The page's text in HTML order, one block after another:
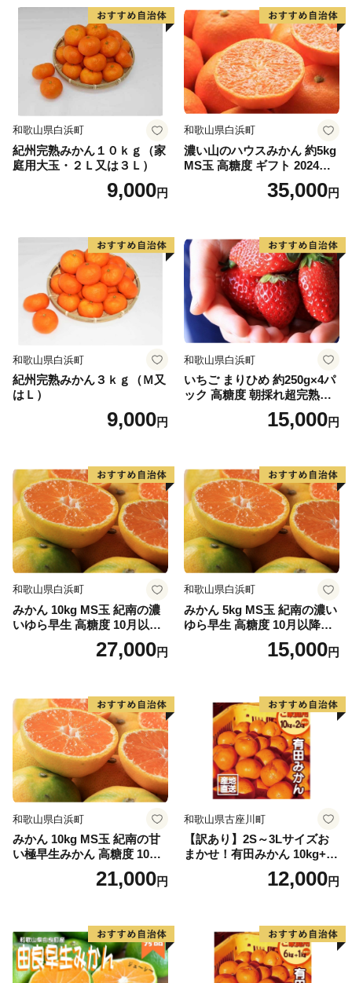
和歌山県白浜町
紀州完熟みかん１０ｋｇ（家
庭用大玉・２Ｌ又は３Ｌ）
9,000円
和歌山県白浜町
濃い山のハウスみかん 約5kg
MS玉 高糖度 ギフト 2024年7
35,000円
和歌山県白浜町
紀州完熟みかん３ｋｇ（Ｍ又
はＬ）
9,000円
和歌山県白浜町
いちご まりひめ 約250g×4パ
ック 高糖度 朝採れ超完熟ま
りひめ 1月以降発送分15,000円
和歌山県白浜町
みかん 10kg MS玉 紀南の濃
いゆら早生 高糖度 10月以降
発送 マルチ被覆栽培27,000円
和歌山県白浜町
みかん 5kg MS玉 紀南の濃い
ゆら早生 高糖度 10月以降発
送 マルチ被覆栽培15,000円
和歌山県白浜町
みかん 10kg MS玉 紀南の甘
い極早生みかん 高糖度 10月
以降発送 マルチ被覆栽培
21,000円
和歌山県古座川町
【訳あり】2S～3Lサイズお
まかせ！有田みかん 10kg+2k
g保証分 11月から12月下旬ま
でに順次発送致します。 / 訳
ん 和歌山 ご家庭用
12,000円